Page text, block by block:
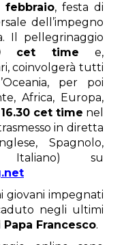
, festa di
dell’impegno
Il pellegrinaggio
cet time e,
coinvolgerà tutti
per poi
Africa, Europa,
cet time nel
in diretta
Spagnolo,
Italiano) su
giovani impegnati
negli ultimi
Francesco.